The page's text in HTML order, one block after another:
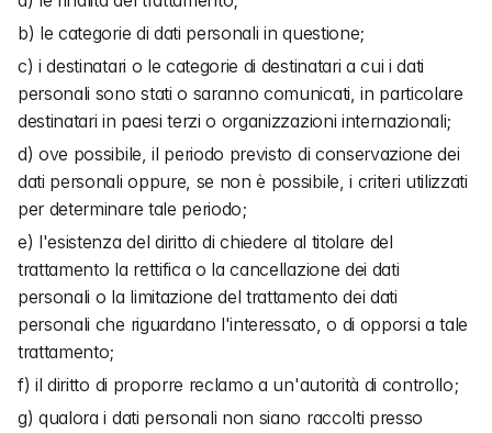
b) le categorie di dati personali in questione;
c) i destinatari o le categorie di destinatari a cui i dati
personali sono stati o saranno comunicati, in particolare
destinatari in paesi terzi o organizzazioni internazionali;
d) ove possibile, il periodo previsto di conservazione dei
dati personali oppure, se non è possibile, i criteri utilizzati
per determinare tale periodo;
e) l'esistenza del diritto di chiedere al titolare del
trattamento la rettifica o la cancellazione dei dati
personali o la limitazione del trattamento dei dati
personali che riguardano l'interessato, o di opporsi a tale
trattamento;
f) il diritto di proporre reclamo a un'autorità di controllo;
g) qualora i dati personali non siano raccolti presso